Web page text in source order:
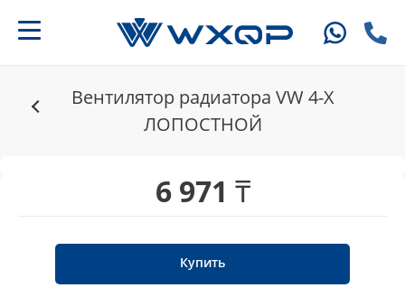
Вентилятор радиатора VW 4-X
ЛОПОСТНОЙ
6 971 ₸
Купить